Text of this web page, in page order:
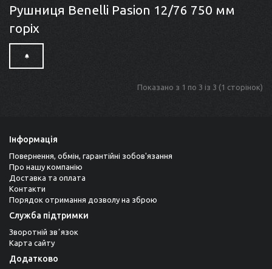
Рушниця Benelli Pasion 12/76 750 мм
горіх
Показано з 1 по 3 із 3 (1 сторінок)
Інформація
Повернення, обмін, гарантійні зобов'язання
Про нашу компанію
Доставка та оплата
Контакти
Порядок отримання дозволу на зброю
Служба підтримки
Зворотній звʼязок
Карта сайту
Додатково